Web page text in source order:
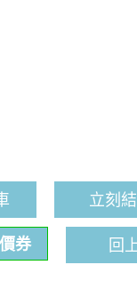
立刻
券 回